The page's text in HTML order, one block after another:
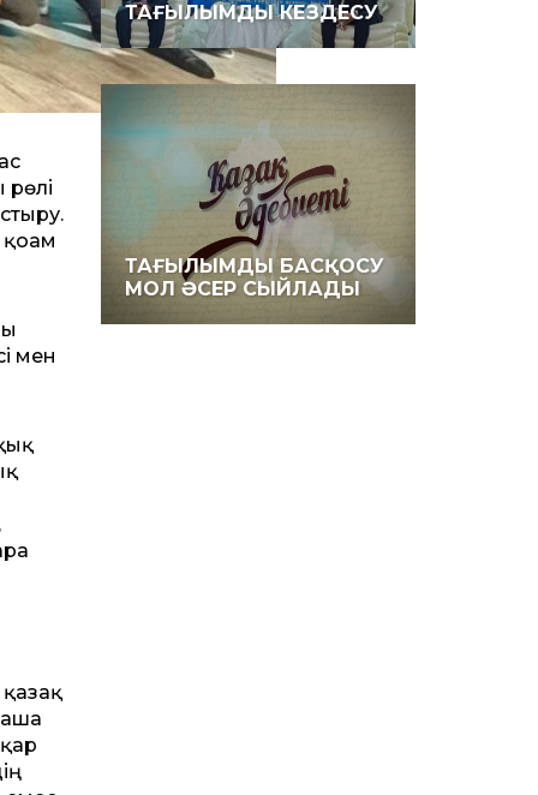
мен
ТАҒЫЛЫМДЫ КЕЗДЕСУ
ТАҒЫЛЫМДЫ БАСҚОСУ
МОЛ ӘСЕР СЫЙЛАДЫ